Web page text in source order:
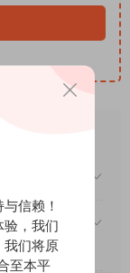
压缩器
Shifter
？
年（或终
信赖！
验，我们
我们将原
至本平